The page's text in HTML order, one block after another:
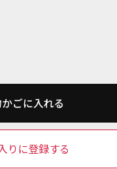
ごに入れる
りに登録する